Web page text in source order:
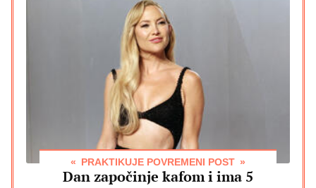
PRAKTIKUJE POVREMENI POST
Dan započinje kafom i ima 5